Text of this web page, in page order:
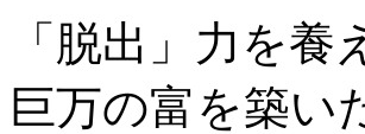
「脱出」力を養
巨万の富を築い